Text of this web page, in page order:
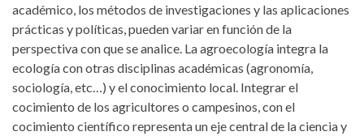
académico, los métodos de investigaciones y las aplicaciones
prácticas y políticas, pueden variar en función de la
perspectiva con que se analice. La agroecología integra la
ecología con otras disciplinas académicas (agronomía,
sociología, etc…) y el conocimiento local. Integrar el
cocimiento de los agricultores o campesinos, con el
cocimiento científico representa un eje central de la ciencia y